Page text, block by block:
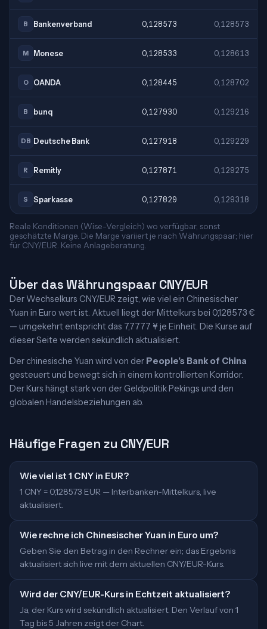
B Bankenverband 0,128573 0,128573
M Monese 0,128533 0,128613
O OANDA 0,128445 0,128702
B bunq 0,127930 0,129216
DB Deutsche Bank 0,127918 0,129229
R Remitly 0,127871 0,129275
S Sparkasse 0,127829 0,129318
Reale Konditionen (Wise-Vergleich) wo verfügbar, sonst
geschätzte Marge. Die Marge variiert je nach Währungspaar; hier
für CNY/EUR. Keine Anlageberatung.
Über das Währungspaar CNY/EUR
Der Wechselkurs CNY/EUR zeigt, wie viel ein Chinesischer
Yuan in Euro wert ist. Aktuell liegt der Mittelkurs bei 0,128573 €
— umgekehrt entspricht das 7,7777 ¥ je Einheit. Die Kurse auf
dieser Seite werden sekündlich aktualisiert.
Der chinesische Yuan wird von der People’s Bank of China
gesteuert und bewegt sich in einem kontrollierten Korridor.
Der Kurs hängt stark von der Geldpolitik Pekings und den
globalen Handelsbeziehungen ab.
Häufige Fragen zu CNY/EUR
Wie viel ist 1 CNY in EUR?
1 CNY = 0,128573 EUR — Interbanken-Mittelkurs, live
aktualisiert.
Wie rechne ich Chinesischer Yuan in Euro um?
Geben Sie den Betrag in den Rechner ein; das Ergebnis
aktualisiert sich live mit dem aktuellen CNY/EUR-Kurs.
Wird der CNY/EUR-Kurs in Echtzeit aktualisiert?
Ja, der Kurs wird sekündlich aktualisiert. Den Verlauf von 1
Tag bis 5 Jahren zeigt der Chart.